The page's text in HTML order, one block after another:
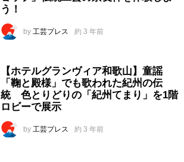
う！
by 工芸プレス 約 3 年前
【ホテルグランヴィア和歌山】童謡
「鞠と殿様」でも歌われた紀州の伝
統 色とりどりの「紀州てまり」を1階
ロビーで展示
by 工芸プレス 約 3 年前